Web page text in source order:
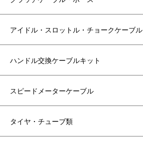
アイドル・スロットル・チョークケーブル
ハンドル交換ケーブルキット
スピードメーターケーブル
タイヤ・チューブ類